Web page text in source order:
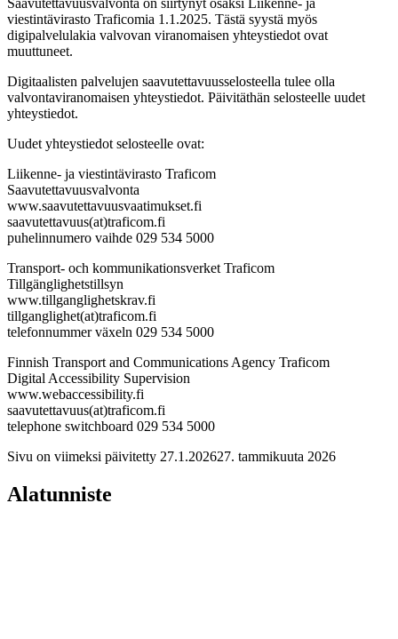
viestintävirasto Traficomia 1.1.2025. Tästä syystä myös
digipalvelulakia valvovan viranomaisen yhteystiedot ovat
muuttuneet.
Digitaalisten palvelujen saavutettavuusselosteella tulee olla
valvontaviranomaisen yhteystiedot. Päivitäthän selosteelle uudet
yhteystiedot.
Uudet yhteystiedot selosteelle ovat:
Liikenne- ja viestintävirasto Traficom
Saavutettavuusvalvonta
www.saavutettavuusvaatimukset.fi
saavutettavuus(at)traficom.fi
puhelinnumero vaihde 029 534 5000
Transport- och kommunikationsverket Traficom
Tillgänglighetstillsyn
www.tillganglighetskrav.fi
tillganglighet(at)traficom.fi
telefonnummer växeln 029 534 5000
Finnish Transport and Communications Agency Traficom
Digital Accessibility Supervision
www.webaccessibility.fi
saavutettavuus(at)traficom.fi
telephone switchboard 029 534 5000
Sivu on viimeksi päivitetty 27.1.202627. tammikuuta 2026
Alatunniste